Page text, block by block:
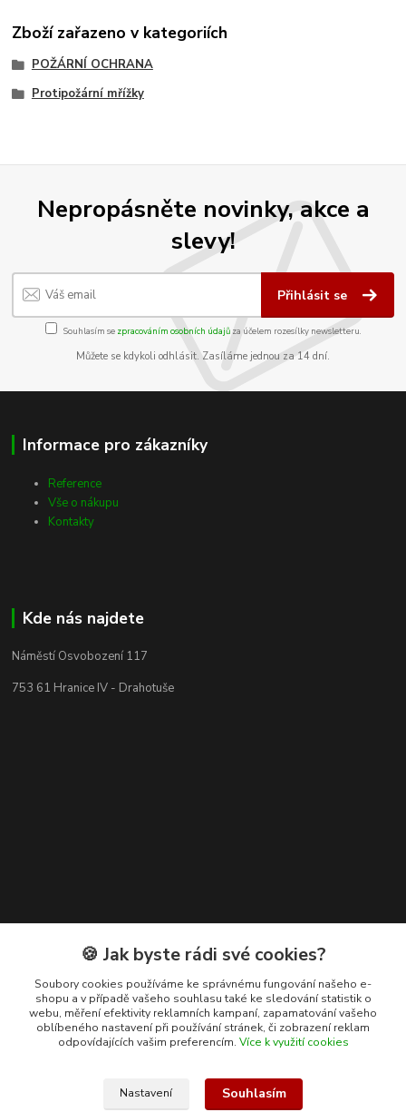
Zboží zařazeno v kategoriích
POŽÁRNÍ OCHRANA
Protipožární mřížky
Nepropásněte novinky, akce a
slevy!
Přihlásit se
Souhlasím se zpracováním osobních údajůza účelem rozesílky newsletteru.
Můžete se kdykoli odhlásit. Zasíláme jednou za 14 dní.
Informace pro zákazníky
Reference
Vše o nákupu
Kontakty
Kde nás najdete
Náměstí Osvobození 117
753 61 Hranice IV - Drahotuše
Kontakty
+420 608 400 554
(Po-Pá, 8-15 hod.)
ekohas@ekohas.cz
🍪 Jak byste rádi své cookies?
Soubory cookies používáme ke správnému fungování našeho e-
shopu a v případě vašeho souhlasu také ke sledování statistik o
webu, měření efektivity reklamních kampaní, zapamatování vašeho
oblíbeného nastavení při používání stránek, či zobrazení reklam
odpovídajících vašim preferencím. Více k využití cookies
Nastavení Souhlasím